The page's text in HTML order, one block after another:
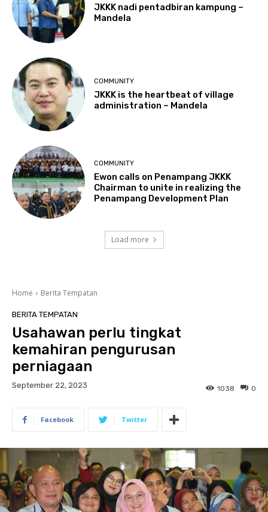
JKKK nadi pentadbiran kampung –
Mandela
COMMUNITY
JKKK is the heartbeat of village
administration – Mandela
COMMUNITY
Ewon calls on Penampang JKKK
Chairman to unite in realizing the
Penampang Development Plan
Load more